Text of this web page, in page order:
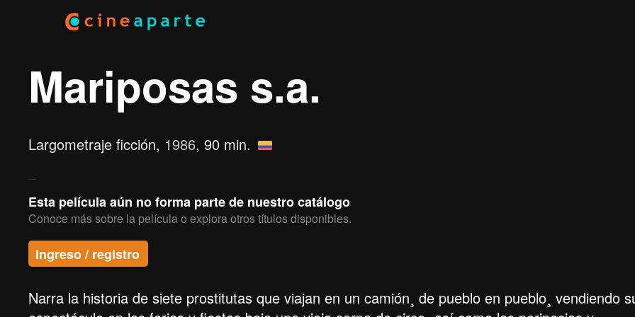
Mariposas s.a.
Largometraje ficción, 1986, 90 min.
Esta película aún no forma parte de nuestro catálogo
Conoce más sobre la película o explora otros títulos disponibles.
Ingreso / registro
Narra la historia de siete prostitutas que viajan en un camión¸ de pueblo en pueblo¸ vendiendo